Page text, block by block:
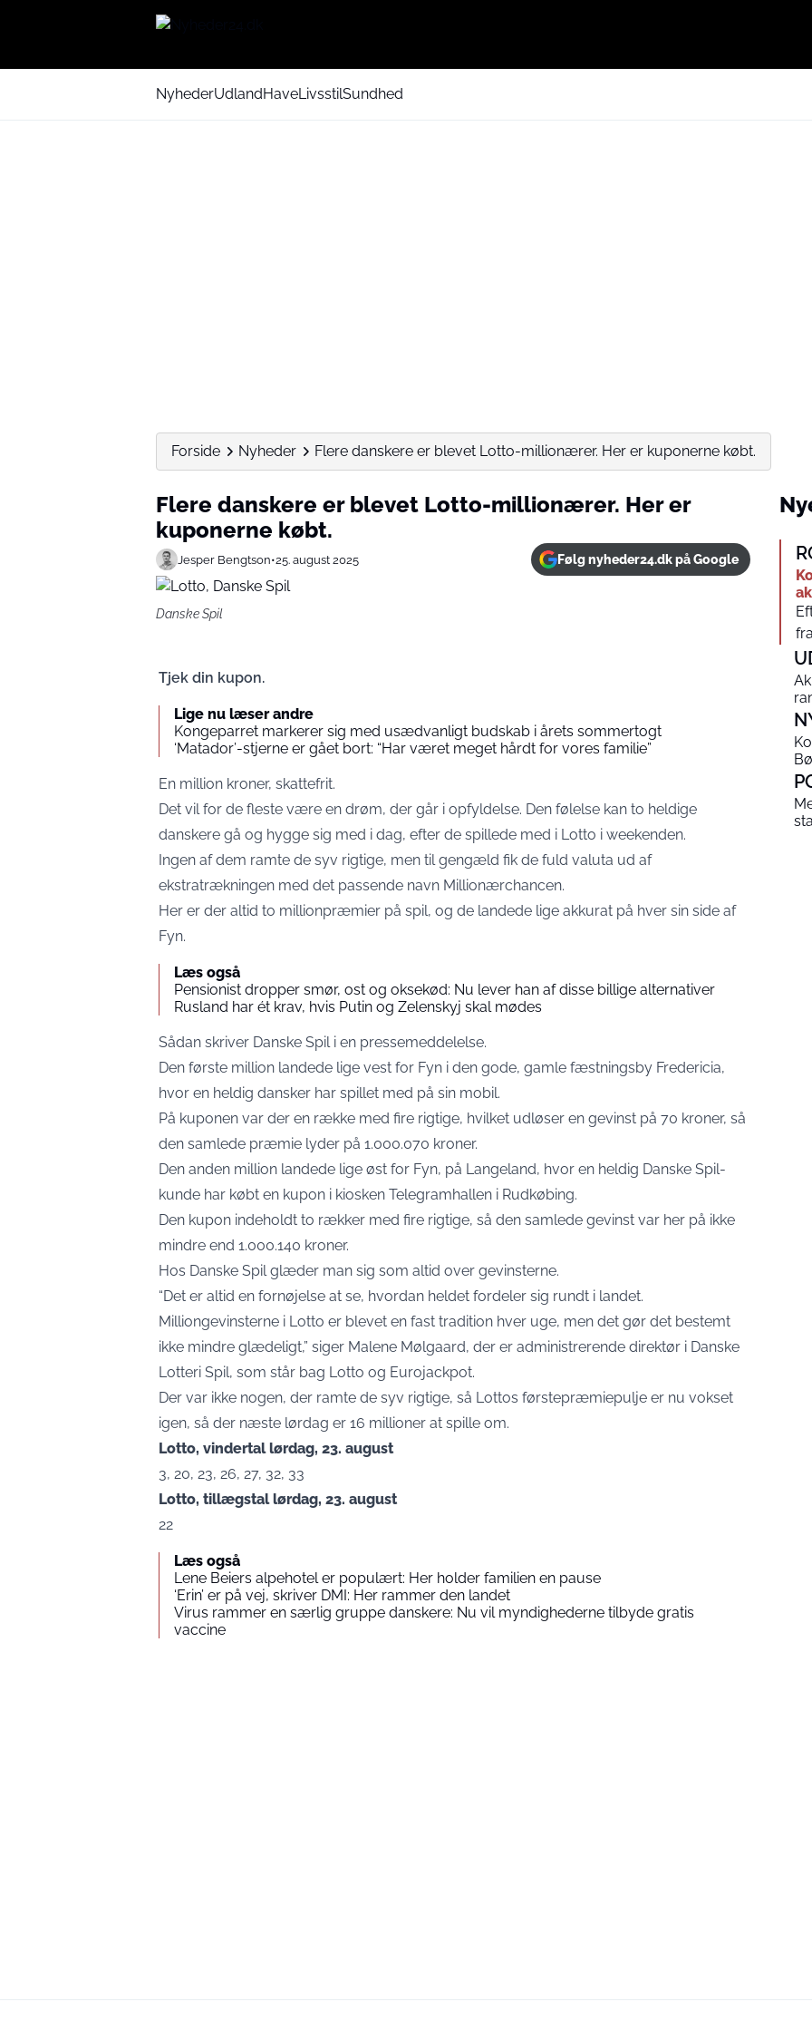
NyhederUdlandHaveLivsstilSundhed
Forside Nyheder Flere danskere er blevet Lotto-millionærer. Her er kuponerne købt.
Flere danskere er blevet Lotto-millionærer. Her er
kuponerne købt.
Jesper Bengtson•25. august 2025 Følg nyheder24.dk på Google
Danske Spil
Tjek din kupon.
Lige nu læser andre
Kongeparret markerer sig med usædvanligt budskab i årets sommertogt
‘Matador’-stjerne er gået bort: “Har været meget hårdt for vores familie”
En million kroner, skattefrit.
Det vil for de fleste være en drøm, der går i opfyldelse. Den følelse kan to heldige
danskere gå og hygge sig med i dag, efter de spillede med i Lotto i weekenden.
Ingen af dem ramte de syv rigtige, men til gengæld fik de fuld valuta ud af
ekstratrækningen med det passende navn Millionærchancen.
Her er der altid to millionpræmier på spil, og de landede lige akkurat på hver sin side af
Fyn.
Læs også
Pensionist dropper smør, ost og oksekød: Nu lever han af disse billige alternativer
Rusland har ét krav, hvis Putin og Zelenskyj skal mødes
Sådan skriver Danske Spili en pressemeddelelse.
Den første million landede lige vest for Fyn i den gode, gamle fæstningsby Fredericia,
hvor en heldig dansker har spillet med på sin mobil.
På kuponen var der en række med fire rigtige, hvilket udløser en gevinst på 70 kroner, så
den samlede præmie lyder på 1.000.070 kroner.
Den anden million landede lige øst for Fyn, på Langeland, hvor en heldig Danske Spil-
kunde har købt en kupon i kiosken Telegramhallen i Rudkøbing.
Den kupon indeholdt to rækker med fire rigtige, så den samlede gevinst var her på ikke
mindre end 1.000.140 kroner.
Hos Danske Spil glæder man sig som altid over gevinsterne.
“Det er altid en fornøjelse at se, hvordan heldet fordeler sig rundt i landet.
Milliongevinsterne i Lotto er blevet en fast tradition hver uge, men det gør det bestemt
ikke mindre glædeligt,” siger Malene Mølgaard, der er administrerende direktør i Danske
Lotteri Spil, som står bag Lotto og Eurojackpot.
Der var ikke nogen, der ramte de syv rigtige, så Lottos førstepræmiepulje er nu vokset
igen, så der næste lørdag er 16 millioner at spille om.
Lotto, vindertal lørdag, 23. august
3, 20, 23, 26, 27, 32, 33
Lotto, tillægstal lørdag, 23. august
22
Læs også
Lene Beiers alpehotel er populært: Her holder familien en pause
‘Erin’ er på vej, skriver DMI: Her rammer den landet
Virus rammer en særlig gruppe danskere: Nu vil myndighederne tilbyde gratis
vaccine